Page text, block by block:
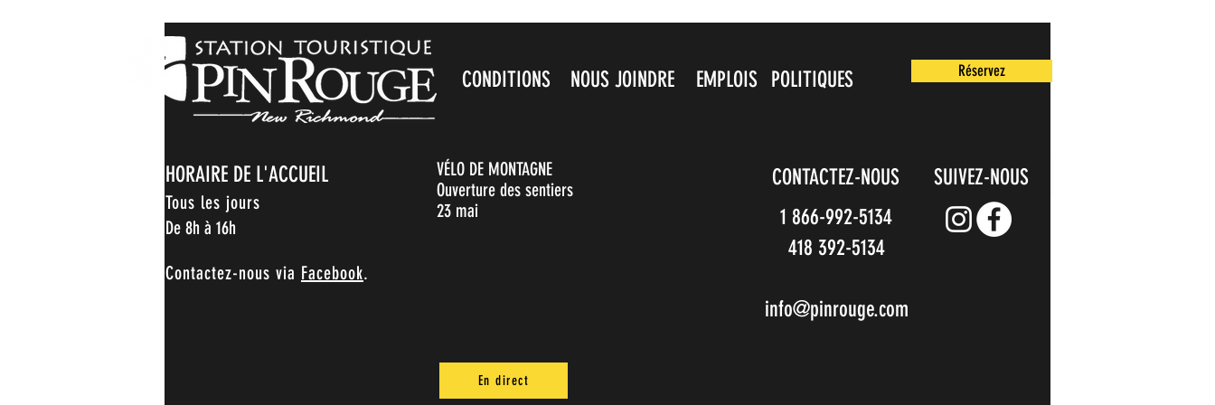
HORAIRE DE L'ACCUEIL
Tous les jours
De 8h à 16h
Contactez-nous via Facebook.
CONDITIONS NOUS JOINDRE EMPLOIS POLITIQUES Réservez
VÉLO DE MONTAGNE
Ouverture des sentiers
23 mai
CONTACTEZ-NOUS
1 866-992-5134
418 392-5134
info@pinrouge.com
En direct
SUIVEZ-NOUS